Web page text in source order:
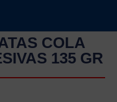
COLA
135 GR